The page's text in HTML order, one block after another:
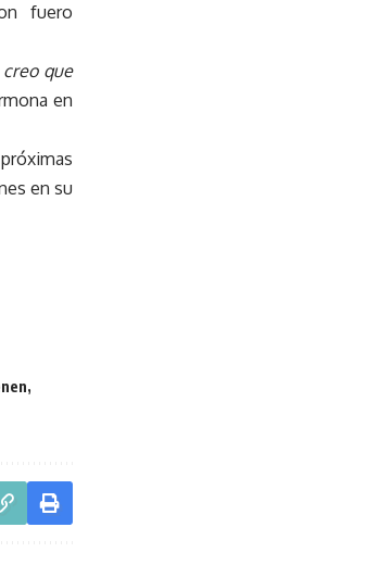
fuero
que
en
en su